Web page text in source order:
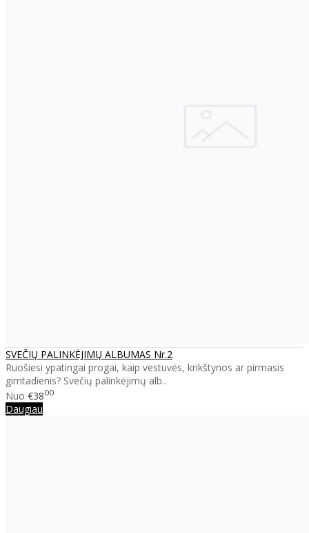
SVEČIŲ PALINKĖJIMŲ ALBUMAS Nr.2
Ruošiesi ypatingai progai, kaip vestuvės, krikštynos ar pirmasis
gimtadienis? Svečių palinkėjimų alb..
Nuo €3800
Daugiau